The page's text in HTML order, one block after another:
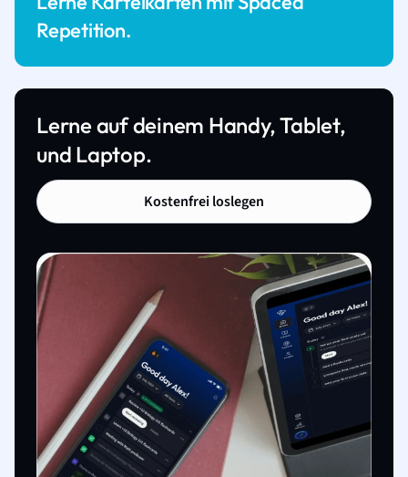
Repetition.
Lerne auf deinem Handy, Tablet,
und Laptop.
Kostenfrei loslegen